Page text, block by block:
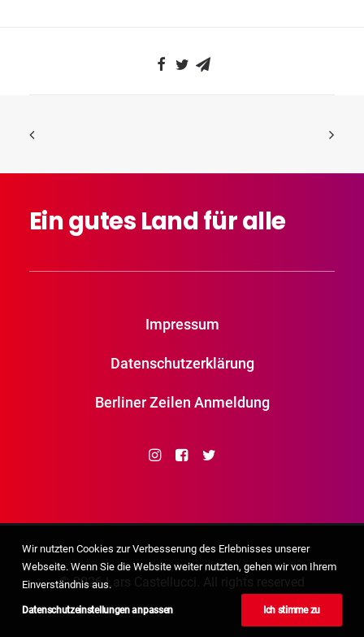
EingutesLandfüralle
Impressum
Datenschutzerklärung
Berliner Zeilen Anmeldung
© 2026 Lars Castellucci. All rights reserved
Wir nutzten Cookies zur Verbesserung des Erlebnisses unserer
Webseite. Wenn Sie die Website weiter nutzten, gehen wir von Ihrem
Einverständnis aus.
Datenschutzeinstellungen anpassen Ich stimme zu